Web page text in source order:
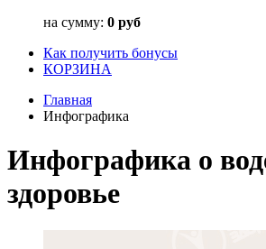
на сумму: 0 руб
Как получить бонусы
КОРЗИНА
Главная
Инфографика
Инфографика о
здоровье